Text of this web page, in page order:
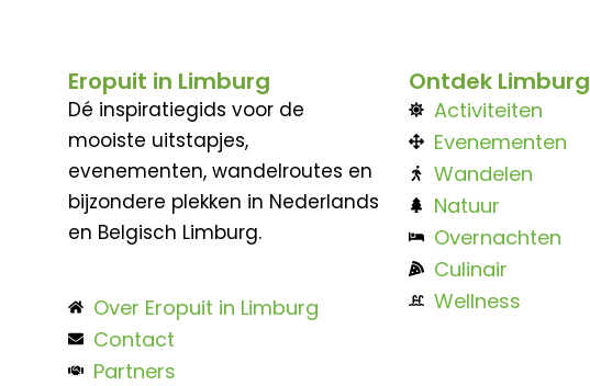
Eropuit in Limburg
Dé inspiratiegids voor de
mooiste uitstapjes,
evenementen, wandelroutes en
bijzondere plekken in Nederlands
en Belgisch Limburg.
Over Eropuit in Limburg
Contact
Partners
Ontdek Limburg
Activiteiten
Evenementen
Wandelen
Natuur
Overnachten
Culinair
Wellness